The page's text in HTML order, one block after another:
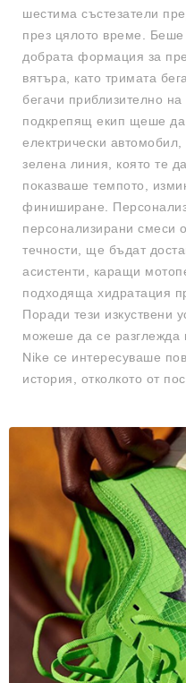
шестима състезатели
през цялото време.
добрата формация за
вятъра, като тримата
бегачи приблизително
подкрепящ екип щеше
електрически
зелена линия, която те
показваше темпото,
финиширане.
персонализирани смеси
течности, ще бъдат
асистенти, каращи
подходяща хидратация
Поради тези изкуствени
можеше да се разглежда
Nike се интересуваше
история, отколкото от